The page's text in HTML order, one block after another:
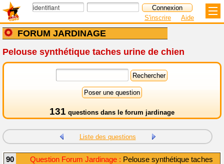
FORUM JARDINAGE
S'inscrire Aide
Pelouse synthétique taches urine de chien
131 questions dans le forum jardinage
Liste des questions
90 Question Forum Jardinage : Pelouse synthétique taches